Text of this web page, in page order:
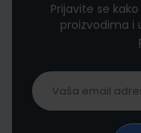
Prijavite se
proizvodima i